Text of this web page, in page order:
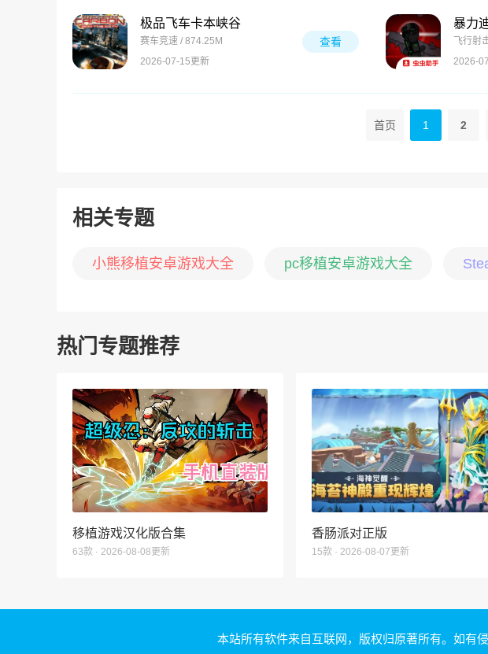
极品飞车卡本峡谷
赛车竞速 / 874.25M
2026-07-15更新
查看
暴力
飞行射
2026-
首页 1 2
相关专题
小熊移植安卓游戏大全 pc移植安卓游戏大全
热门专题推荐
移植游戏汉化版合集
63款 · 2026-08-08更新
香肠派对正版
15款 · 2026-08-07更新
本站所有软件来自互联网，版权归原著所有。如有